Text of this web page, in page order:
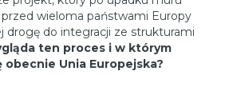
wieloma państwami Europy
drogę do integracji ze strukturami
ten proces i w którym
Unia Europejska?